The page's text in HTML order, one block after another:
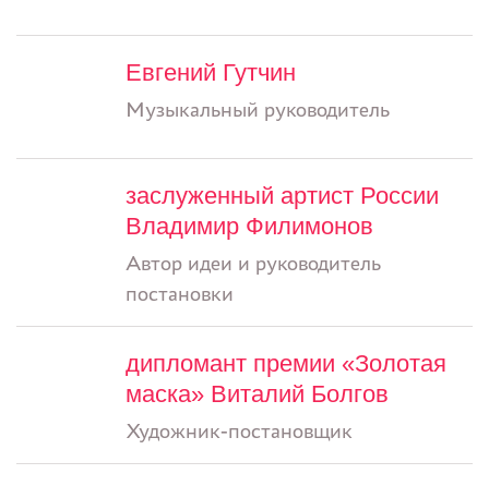
Евгений Гутчин
Музыкальный руководитель
заслуженный артист России
Владимир Филимонов
Автор идеи и руководитель
постановки
дипломант премии «Золотая
маска» Виталий Болгов
Художник-постановщик